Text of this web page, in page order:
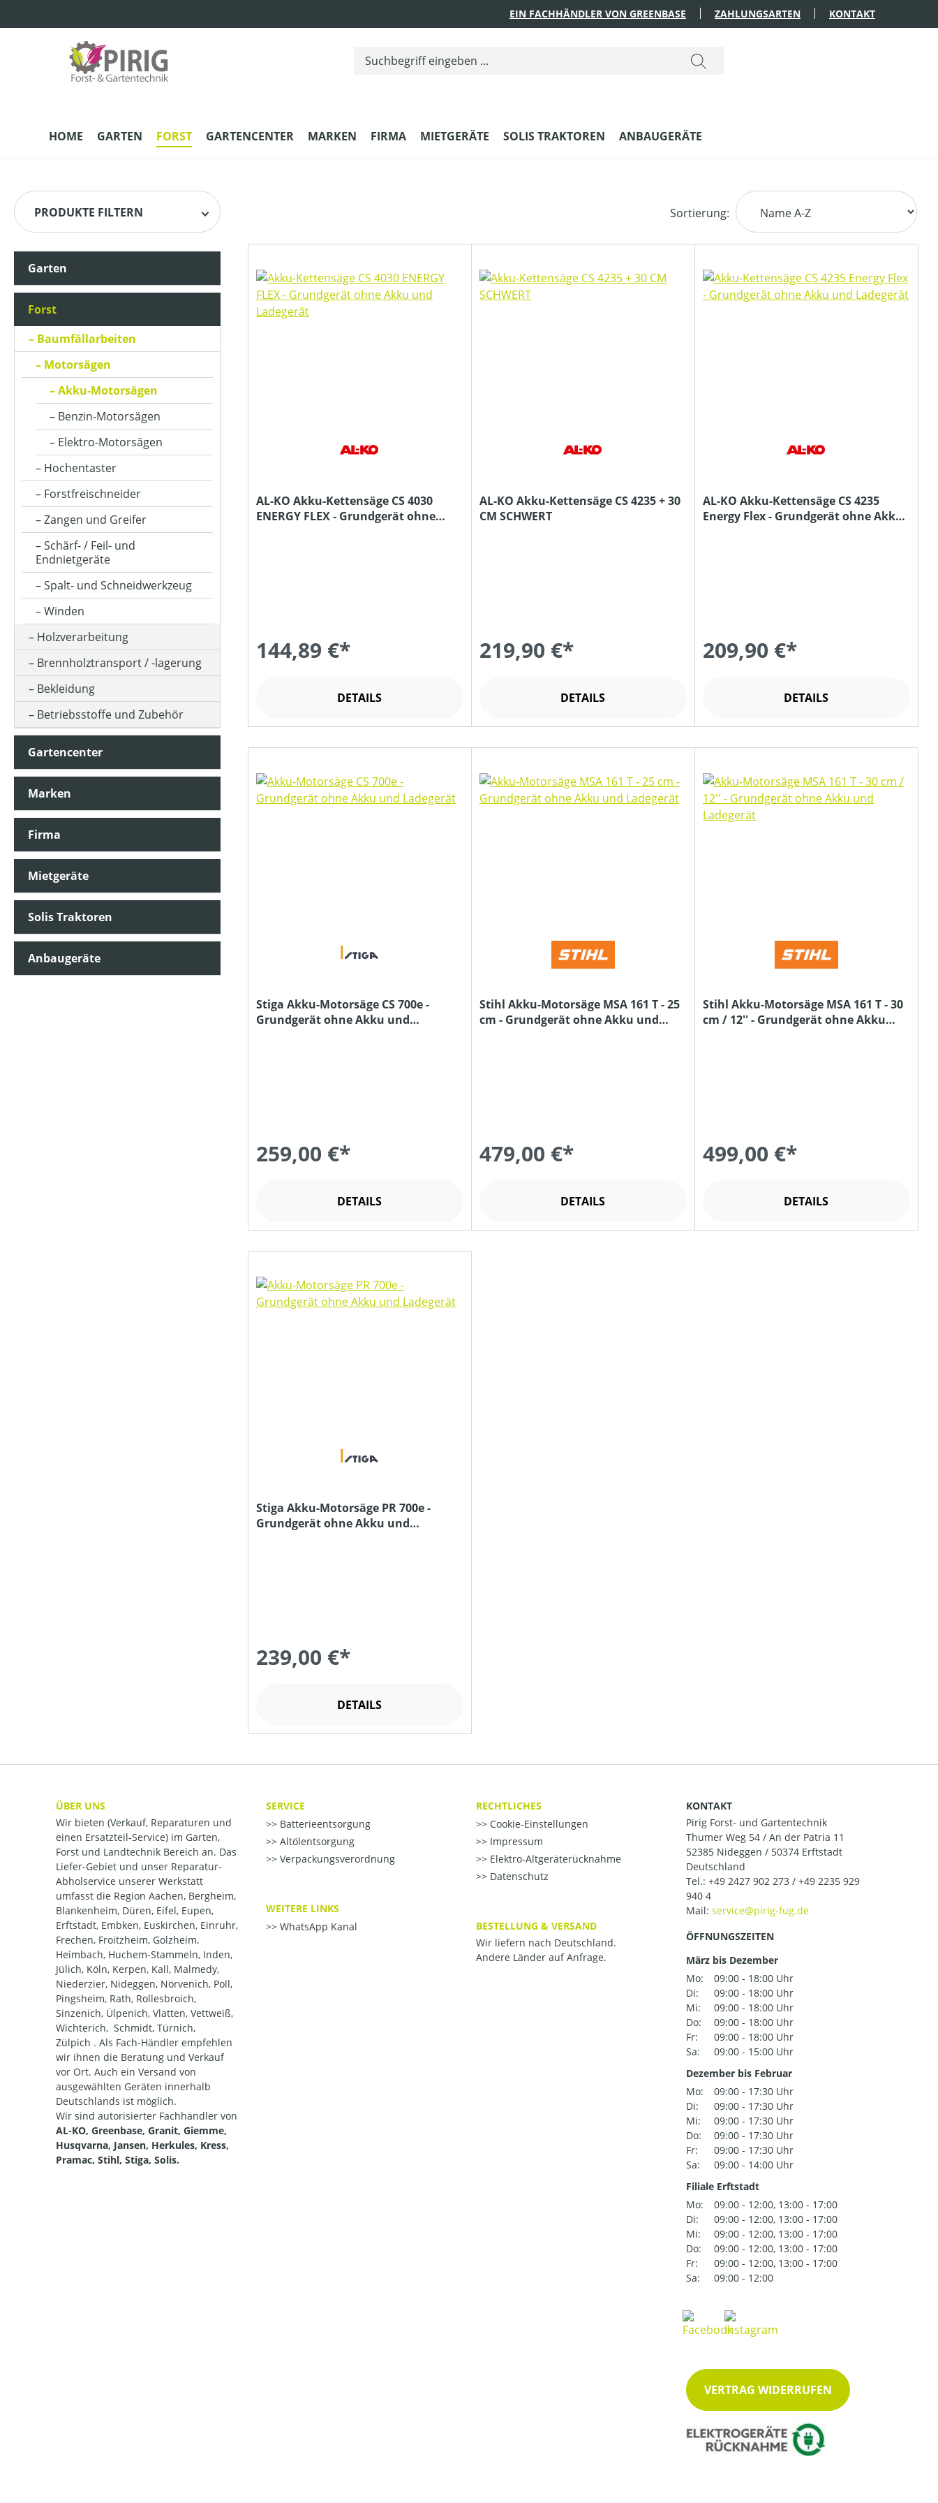
EIN FACHHÄNDLER VON GREENBASE ZAHLUNGSARTEN KONTAKT
HOME GARTEN FORST GARTENCENTER MARKEN FIRMA MIETGERÄTE SOLIS TRAKTOREN ANBAUGERÄTE
PRODUKTE FILTERN
HERSTELLER
FARBE (GERÄT)
GEEIGNET FÜR SÄGEKETTEN (IN ")
KETTENLÄNGE (IN CM)
KETTENTEILUNG (IN ")
KETTENTREIBGLIEDERBREITE (IN MM)
KLASSIFIZIERUNG
MOTORLEISTUNG (IN WATT)
MOTORLEISTUNG (IN KW)
MOTORTYP (HERSTELLERBEZEICHNUNG)
SCHALLDRUCKPEGEL AM OHR (IN DB(A))
SCHALLLEISTUNGSPEGEL (IN DB(A))
SCHNEIDWERKZEUG
Garten
Forst
Baumfällarbeiten
Motorsägen
Akku-Motorsägen
Benzin-Motorsägen
Elektro-Motorsägen
Hochentaster
Forstfreischneider
Zangen und Greifer
Schärf- / Feil- und
Endnietgeräte
Spalt- und Schneidwerkzeug
Winden
Holzverarbeitung
Brennholztransport / -lagerung
Bekleidung
Betriebsstoffe und Zubehör
Gartencenter
Marken
Firma
Mietgeräte
Solis Traktoren
Anbaugeräte
Sortierung:
AL-KO Akku-Kettensäge CS 4030
ENERGY FLEX - Grundgerät ohne
144,89 €*
DETAILS
AL-KO Akku-Kettensäge CS 4235 + 30
CM SCHWERT
219,90 €*
DETAILS
AL-KO Akku-Kettensäge CS 4235
Energy Flex - Grundgerät ohne Akku
209,90 €*
DETAILS
Stiga Akku-Motorsäge CS 700e -
Grundgerät ohne Akku und
259,00 €*
DETAILS
Stihl Akku-Motorsäge MSA 161 T - 25
cm - Grundgerät ohne Akku und
479,00 €*
DETAILS
Stihl Akku-Motorsäge MSA 161 T - 30
cm / 12'' - Grundgerät ohne Akku
499,00 €*
DETAILS
Stiga Akku-Motorsäge PR 700e -
Grundgerät ohne Akku und
239,00 €*
DETAILS
ÜBER UNS
Wir bieten (Verkauf, Reparaturen und
einen Ersatzteil-Service) im Garten,
Forst und Landtechnik Bereich an. Das
Liefer-Gebiet und unser Reparatur-
Abholservice unserer Werkstatt
umfasst die Region Aachen, Bergheim,
Blankenheim, Düren, Eifel, Eupen,
Erftstadt, Embken, Euskirchen, Einruhr,
Frechen, Froitzheim, Golzheim,
Heimbach, Huchem-Stammeln, Inden,
Jülich, Köln, Kerpen, Kall, Malmedy,
Niederzier, Nideggen, Nörvenich, Poll,
Pingsheim, Rath, Rollesbroich,
Sinzenich, Ülpenich, Vlatten, Vettweiß,
Wichterich, Schmidt, Türnich,
Zülpich . Als Fach-Händler empfehlen
wir ihnen die Beratung und Verkauf
vor Ort. Auch ein Versand von
ausgewählten Geräten innerhalb
Deutschlands ist möglich.
Wir sind autorisierter Fachhändler von
AL-KO, Greenbase, Granit, Giemme,
Husqvarna, Jansen, Herkules, Kress,
Pramac, Stihl, Stiga, Solis.
SERVICE
Batterieentsorgung
Altölentsorgung
Verpackungsverordnung
WEITERE LINKS
WhatsApp Kanal
RECHTLICHES
Cookie-Einstellungen
Impressum
Elektro-Altgeräterücknahme
Datenschutz
BESTELLUNG & VERSAND
Wir liefern nach Deutschland.
Andere Länder auf Anfrage.
KONTAKT
Pirig Forst- und Gartentechnik
Thumer Weg 54 / An der Patria 11
52385 Nideggen / 50374 Erftstadt
Deutschland
Tel.: +49 2427 902 273 / +49 2235 929
940 4
Mail:
ÖFFNUNGSZEITEN
März bis Dezember
Mo:
09:00 - 18:00 Uhr
Di:
09:00 - 18:00 Uhr
Mi:
09:00 - 18:00 Uhr
Do:
09:00 - 18:00 Uhr
Fr:
09:00 - 18:00 Uhr
Sa:
09:00 - 15:00 Uhr
Dezember bis Februar
Mo:
09:00 - 17:30 Uhr
Di:
09:00 - 17:30 Uhr
Mi:
09:00 - 17:30 Uhr
Do:
09:00 - 17:30 Uhr
Fr:
09:00 - 17:30 Uhr
Sa:
09:00 - 14:00 Uhr
Filiale Erftstadt
Mo:
09:00 - 12:00, 13:00 - 17:00
Di:
09:00 - 12:00, 13:00 - 17:00
Mi:
09:00 - 12:00, 13:00 - 17:00
Do:
09:00 - 12:00, 13:00 - 17:00
Fr:
09:00 - 12:00, 13:00 - 17:00
Sa:
09:00 - 12:00
VERTRAG WIDERRUFEN